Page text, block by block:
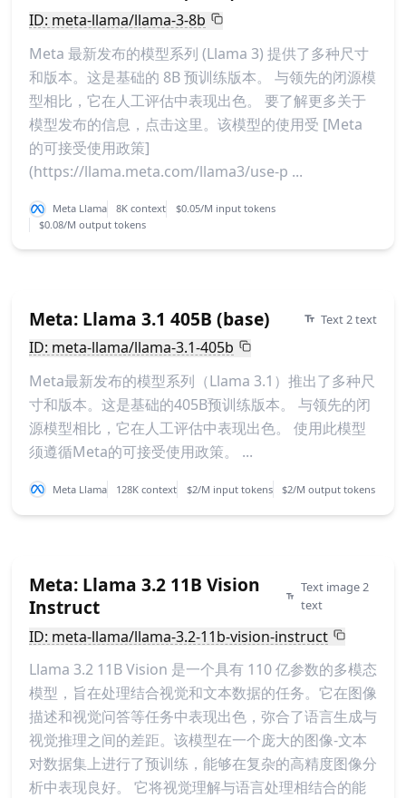
ID: meta-llama/llama-3-8b
Meta 最新发布的模型系列 (Llama 3) 提供了多种尺寸
和版本。这是基础的 8B 预训练版本。 与领先的闭源模
型相比，它在人工评估中表现出色。 要了解更多关于
模型发布的信息，点击这里。该模型的使用受 [Meta
的可接受使用政策]
(https://llama.meta.com/llama3/use-p ...
Meta Llama 8K context
$0.05/M input tokens
$0.08/M output tokens
Meta: Llama 3.1 405B (base) Text 2 text
ID: meta-llama/llama-3.1-405b
Meta最新发布的模型系列（Llama 3.1）推出了多种尺
寸和版本。这是基础的405B预训练版本。 与领先的闭
源模型相比，它在人工评估中表现出色。 使用此模型
须遵循Meta的可接受使用政策。 ...
Meta Llama 128K context $2/M input tokens $2/M output tokens
Meta: Llama 3.2 11B Vision
Instruct
Text image 2
text
ID: meta-llama/llama-3.2-11b-vision-instruct
Llama 3.2 11B Vision 是一个具有 110 亿参数的多模态
模型，旨在处理结合视觉和文本数据的任务。它在图像
描述和视觉问答等任务中表现出色，弥合了语言生成与
视觉推理之间的差距。该模型在一个庞大的图像-文本
对数据集上进行了预训练，能够在复杂的高精度图像分
析中表现良好。 它将视觉理解与语言处理相结合的能